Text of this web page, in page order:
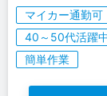
マイカー通勤可
40～50代活躍
簡単作業